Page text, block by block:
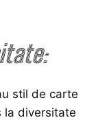
stil de carte
la diversitate